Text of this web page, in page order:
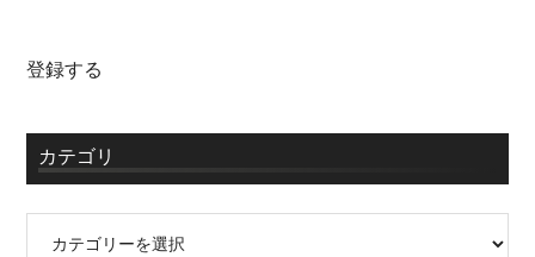
登録する
カテゴリ